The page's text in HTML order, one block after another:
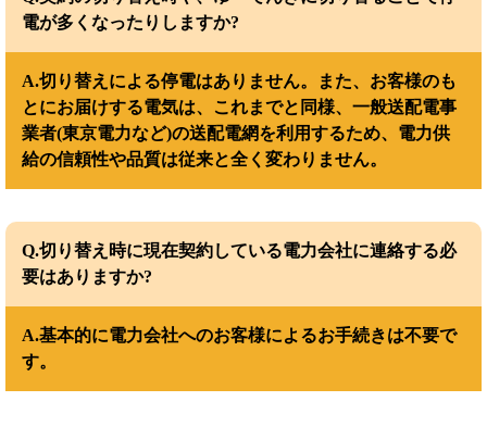
電が多くなったりしますか?
A.切り替えによる停電はありません。また、お客様のも
とにお届けする電気は、これまでと同様、一般送配電事
業者(東京電力など)の送配電網を利用するため、電力供
給の信頼性や品質は従来と全く変わりません。
Q.切り替え時に現在契約している電力会社に連絡する必
要はありますか?
A.基本的に電力会社へのお客様によるお手続きは不要で
す。